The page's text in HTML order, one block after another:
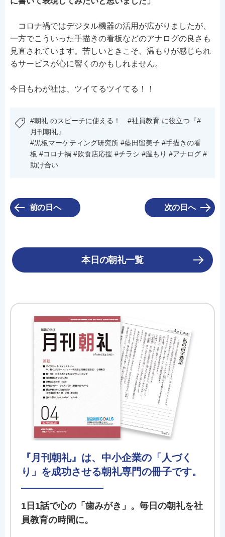
コロナ禍ではデジタル機器の活用が広がりましたが、
一方でこういった手描きの看板などのアナログの良さも
見直されています。苦しいときこそ、温もりが感じられ
るサービスが心に響くのかもしれません。
今日もわが社は、ツイてるツイてる！！
#朝礼 のスピーチに使える！ #社員教育 に役立つ『#
月刊朝礼』
#黒板マーケティング研究所 #藍田留美子 #手描きの看
板 #コロナ禍 #飲食店応援 #チラシ #温もり #アナログ #
助け合い
前の日へ 次の日へ
本日の朝礼一覧
『月刊朝礼』は、中小企業の「人づく
り」を成功させる朝礼専門の冊子です。
1日1話で心の「歯みがき」。毎日の朝礼を社
員教育の時間に。